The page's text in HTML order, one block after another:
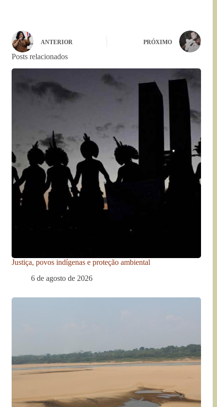
ANTERIOR PRÓXIMO
Posts relacionados
Justiça, povos indígenas e proteção ambiental
6 de agosto de 2026